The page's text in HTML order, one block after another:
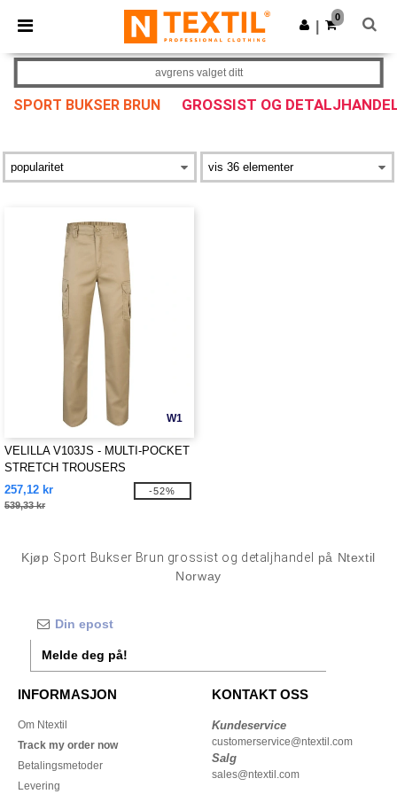
× Ntextil-app
Bedre priser i appen!
Last ned app
0
SPORT BUKSER BRUN GROSSIST OG
avgrens valget ditt
W1
VELILLA V103JS - MULTI-POCKET
STRETCH TROUSERS
257,12 kr
539,33 kr
-52%
Kjøp Sport Bukser Brun grossist og detaljhandel
på Ntextil
Norway
Melde deg på!
INFORMASJON
Om Ntextil
Track my order now
Betalingsmetoder
Levering
KONTAKT OSS
Kundeservice
customerservice@ntextil.com
Salg
sales@ntextil.com